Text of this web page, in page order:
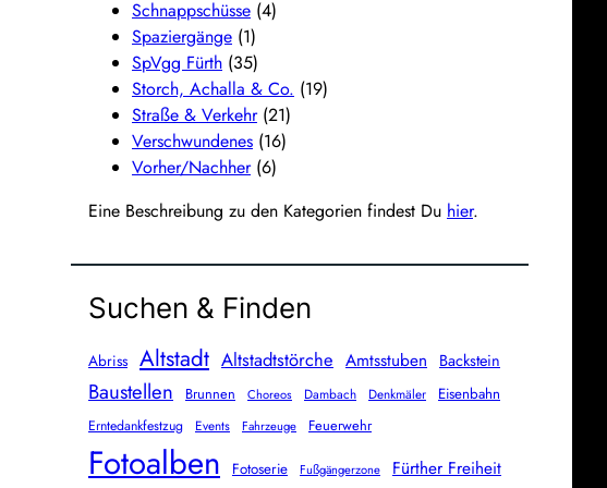
Schnappschüsse (4)
Spaziergänge (1)
SpVgg Fürth (35)
Storch, Achalla & Co. (19)
Straße & Verkehr(21)
Verschwundenes (16)
Vorher/Nachher(6)
Eine Beschreibung zu den Kategorien findest Du hier.
Suchen & Finden
Abriss Altstadt Altstadtstörche Amtsstuben Backstein
Baustellen Brunnen Choreos Dambach Denkmäler Eisenbahn
Erntedankfestzug Events Fahrzeuge Feuerwehr
Fotoalben Fotoserie Fußgängerzone Fürther Freiheit